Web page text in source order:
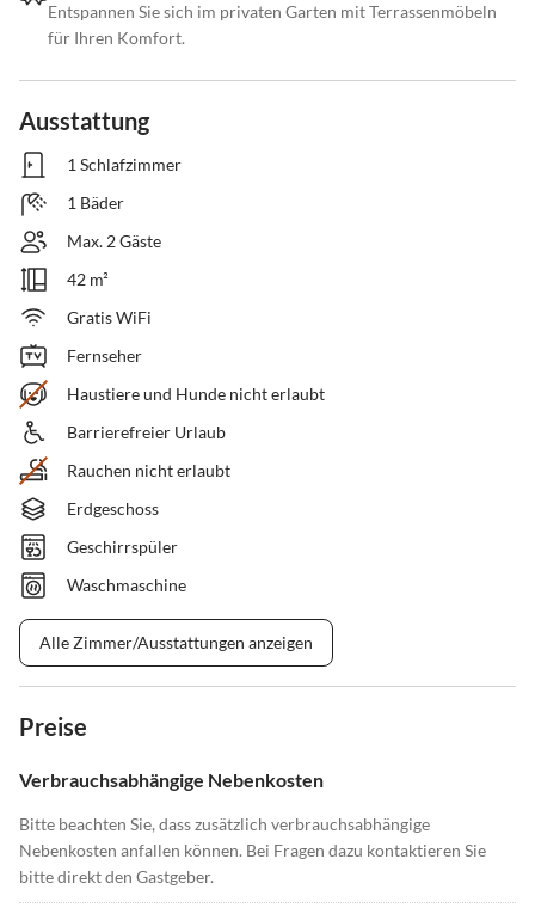
Entspannen Sie sich im privaten Garten mit Terrassenmöbeln
für Ihren Komfort.
Ausstattung
1 Schlafzimmer
1 Bäder
Max. 2 Gäste
42 m²
Gratis WiFi
Fernseher
Haustiere und Hunde nicht erlaubt
Barrierefreier Urlaub
Rauchen nicht erlaubt
Erdgeschoss
Geschirrspüler
Waschmaschine
Alle Zimmer/Ausstattungen anzeigen
Preise
Verbrauchsabhängige Nebenkosten
Bitte beachten Sie, dass zusätzlich verbrauchsabhängige
Nebenkosten anfallen können. Bei Fragen dazu kontaktieren Sie
bitte direkt den Gastgeber.